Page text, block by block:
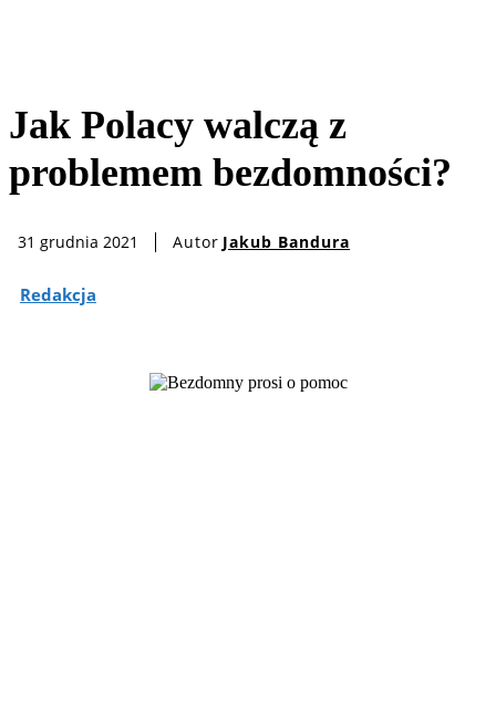
Jak Polacy walczą z
problemem bezdomności?
31 grudnia 2021 Autor Jakub Bandura
Redakcja